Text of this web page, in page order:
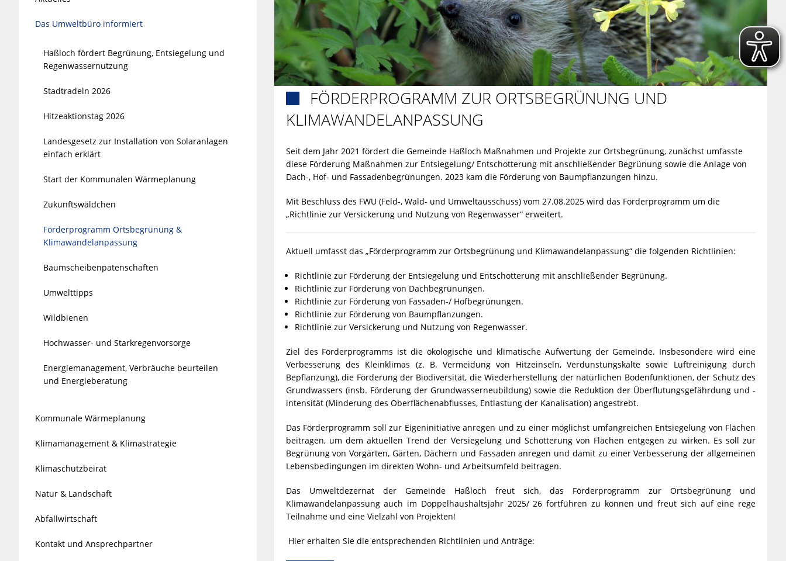
FÖRDERPROGRAMM ZUR ORTSBEGRÜNUNG UND
KLIMAWANDELANPASSUNG
Seit dem Jahr 2021 fördert die Gemeinde Haßloch Maßnahmen und Projekte zur Ortsbegrünung, zunächst umfasste
diese Förderung Maßnahmen zur Entsiegelung/ Entschotterung mit anschließender Begrünung sowie die Anlage von
Dach-, Hof- und Fassadenbegrünungen. 2023 kam die Förderung von Baumpflanzungen hinzu.
Mit Beschluss des FWU (Feld-, Wald- und Umweltausschuss) vom 27.08.2025 wird das Förderprogramm um die
„Richtlinie zur Versickerung und Nutzung von Regenwasser“ erweitert.
Aktuell umfasst das „Förderprogramm zur Ortsbegrünung und Klimawandelanpassung“ die folgenden Richtlinien:
Richtlinie zur Förderung der Entsiegelung und Entschotterung mit anschließender Begrünung.
Richtlinie zur Förderung von Dachbegrünungen.
Richtlinie zur Förderung von Fassaden-/ Hofbegrünungen.
Richtlinie zur Förderung von Baumpflanzungen.
Richtlinie zur Versickerung und Nutzung von Regenwasser.
Ziel des Förderprogramms ist die ökologische und klimatische Aufwertung der Gemeinde. Insbesondere wird eine
Verbesserung des Kleinklimas (z. B. Vermeidung von Hitzeinseln, Verdunstungskälte sowie Luftreinigung durch
Bepflanzung), die Förderung der Biodiversität, die Wiederherstellung der natürlichen Bodenfunktionen, der Schutz des
Grundwassers (insb. Förderung der Grundwasserneubildung) sowie die Reduktion der Überflutungsgefährdung und -
intensität (Minderung des Oberflächenabflusses, Entlastung der Kanalisation) angestrebt.
Das Förderprogramm soll zur Eigeninitiative anregen und zu einer möglichst umfangreichen Entsiegelung von Flächen
beitragen, um dem aktuellen Trend der Versiegelung und Schotterung von Flächen entgegen zu wirken. Es soll zur
Begrünung von Vorgärten, Gärten, Dächern und Fassaden anregen und damit zu einer Verbesserung der allgemeinen
Lebensbedingungen im direkten Wohn- und Arbeitsumfeld beitragen.
Das Umweltdezernat der Gemeinde Haßloch freut sich, das Förderprogramm zur Ortsbegrünung und
Klimawandelanpassung auch im Doppelhaushaltsjahr 2025/ 26 fortführen zu können und freut sich auf eine rege
Teilnahme und eine Vielzahl von Projekten!
Hier erhalten Sie die entsprechenden Richtlinien und Anträge:
Das Umweltbüro informiert
Haßloch fördert Begrünung, Entsiegelung und
Regenwassernutzung
Stadtradeln 2026
Hitzeaktionstag 2026
Landesgesetz zur Installation von Solaranlagen
einfach erklärt
Start der Kommunalen Wärmeplanung
Zukunftswäldchen
Förderprogramm Ortsbegrünung &
Klimawandelanpassung
Baumscheibenpatenschaften
Umwelttipps
Wildbienen
Hochwasser- und Starkregenvorsorge
Energiemanagement, Verbräuche beurteilen
und Energieberatung
Kommunale Wärmeplanung
Klimamanagement & Klimastrategie
Klimaschutzbeirat
Natur & Landschaft
Abfallwirtschaft
Kontakt und Ansprechpartner